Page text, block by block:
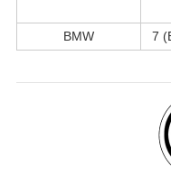
BMW
7